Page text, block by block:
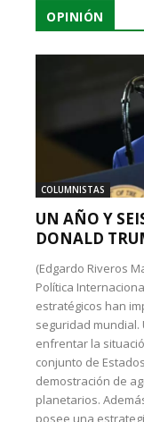
OPINIÓN
COLUMNISTAS
UN AÑO Y
DONALD
(Edgardo Riveros
Política
estratégicos han
seguridad mundial.
enfrentar la
conjunto de
demostración de
planetarios.
posee una